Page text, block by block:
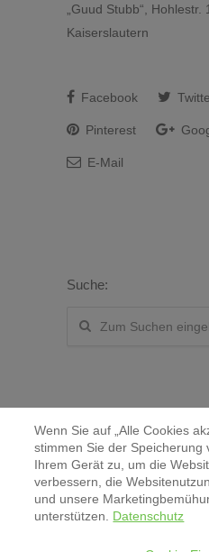
„Guud Stubb“, Hohlestr.
Kaiserslautern
Facebook
Pinterest
E-Mail
Suche:
Kontakt
Aktuelles &
Wenn Sie auf „Alle Cookies
stimmen Sie der Speicherung
Ihrem Gerät zu, um die
verbessern, die
und unsere
unterstützen. Datenschutz